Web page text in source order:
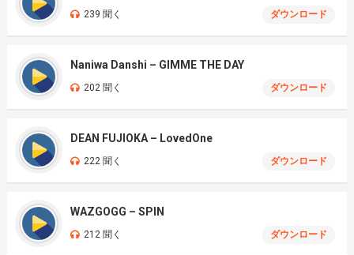
239 聞く ダウンロード
Naniwa Danshi – GIMME THE DAY
202 聞く ダウンロード
DEAN FUJIOKA – LovedOne
222 聞く ダウンロード
WAZGOGG – SPIN
212 聞く ダウンロード